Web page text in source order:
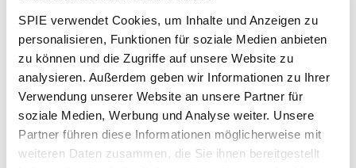
SPIE verwendet Cookies, um Inhalte und Anzeigen zu
personalisieren, Funktionen für soziale Medien anbieten
zu können und die Zugriffe auf unsere Website zu
analysieren. Außerdem geben wir Informationen zu Ihrer
Verwendung unserer Website an unsere Partner für
soziale Medien, Werbung und Analyse weiter. Unsere
Partner führen diese Informationen möglicherweise mit
weiteren Daten zusammen, die Sie ihnen bereitgestellt
industriellen Rohrleitungs- und Anlagenbau
Kenntnisse der deutschen Sprache (mindestens
Level B2).
We Offer:
Verlässlichkeit:Unbefristete Anstellung in einem
internationalen Umfeld bei einem krisensicheren,
wachsenden Unternehmen, das auf langfristige
Zusammenarbeit setzt